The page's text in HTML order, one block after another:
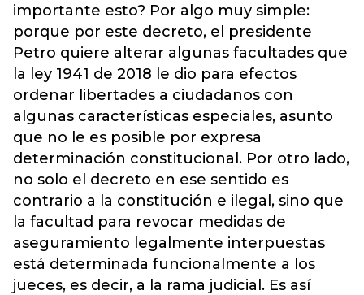
importante esto? Por algo muy simple:
porque por este decreto, el presidente
Petro quiere alterar algunas facultades que
la ley 1941 de 2018 le dio para efectos
ordenar libertades a ciudadanos con
algunas características especiales, asunto
que no le es posible por expresa
determinación constitucional. Por otro lado,
no solo el decreto en ese sentido es
contrario a la constitución e ilegal, sino que
la facultad para revocar medidas de
aseguramiento legalmente interpuestas
está determinada funcionalmente a los
jueces, es decir, a la rama judicial. Es así